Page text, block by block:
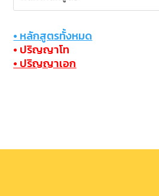
• หลักสูตรทั้งหมด
• ปริญญาโท
• ปริญญาเอก